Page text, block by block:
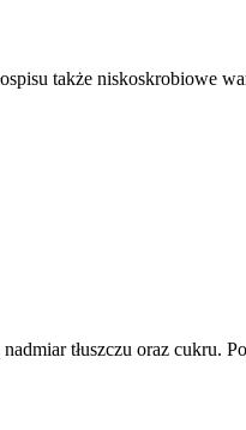
także niskoskrobiowe
nadmiar tłuszczu oraz cukru.